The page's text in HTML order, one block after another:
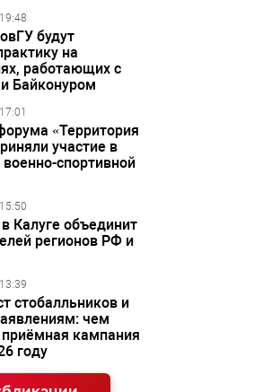
будут
на
работающих с
Байконуром
«Территория
участие в
спортивной
Калуге объединит
регионов РФ и
стобалльников и
чем
приёмная кампания
году